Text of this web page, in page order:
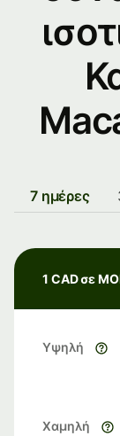
7 ημέρες
1 CAD σε
Υψηλή
Χαμηλή